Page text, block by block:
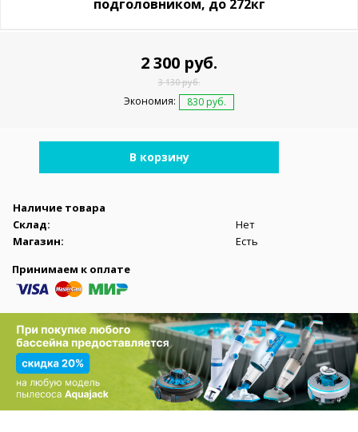
подголовником, до 272кг
2 300 руб.
3 130 руб.
Экономия: 830 руб.
В корзину
Наличие товара
Склад:
Нет
Магазин:
Есть
Принимаем к оплате